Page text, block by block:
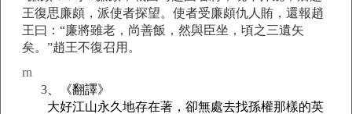
王復思廉頗，派使者探望。使者受廉頗仇人賄，還報趙
王曰：“廉將雖老，尚善飯，然與臣坐，頃之三遺矢
矣。”趙王不復召用。
rn
3 、《翻譯》
大好江山永久地存在著，卻無處去找孫權那樣的英